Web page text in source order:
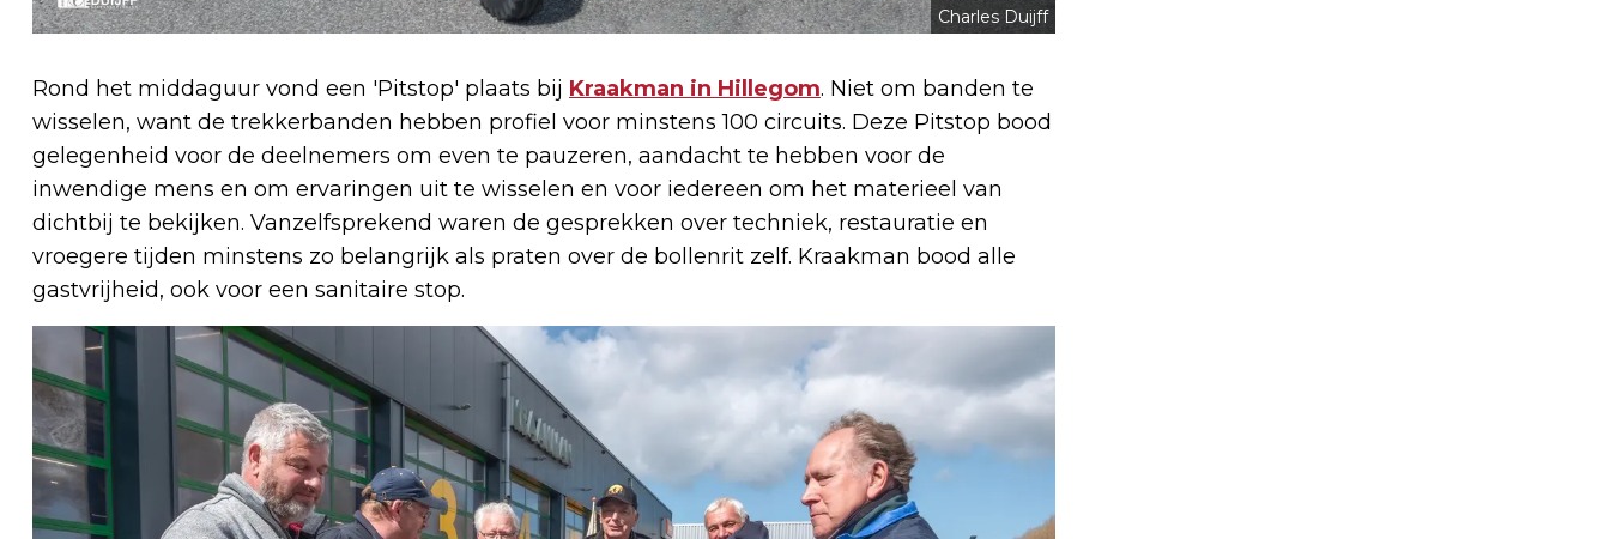
Charles Duijff
Rond het middaguur vond een 'Pitstop' plaats bij Kraakman in Hillegom. Niet om banden te
wisselen, want de trekkerbanden hebben profiel voor minstens 100 circuits. Deze Pitstop bood
gelegenheid voor de deelnemers om even te pauzeren, aandacht te hebben voor de
inwendige mens en om ervaringen uit te wisselen en voor iedereen om het materieel van
dichtbij te bekijken. Vanzelfsprekend waren de gesprekken over techniek, restauratie en
vroegere tijden minstens zo belangrijk als praten over de bollenrit zelf. Kraakman bood alle
gastvrijheid, ook voor een sanitaire stop.